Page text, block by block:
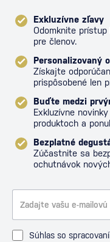
Exkluzívne zľavy
Odomknite prístup
pre členov.
Personalizovaný
Získajte
prispôsobené len
Buďte medzi
Exkluzívne
produktoch a
Bezplatné
Zúčastnite sa
ochutnávok
Súhlas so